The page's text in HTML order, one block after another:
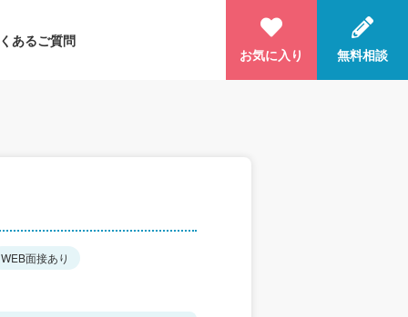
あるご質問
お気に入り
無料相談
WEB面接あり